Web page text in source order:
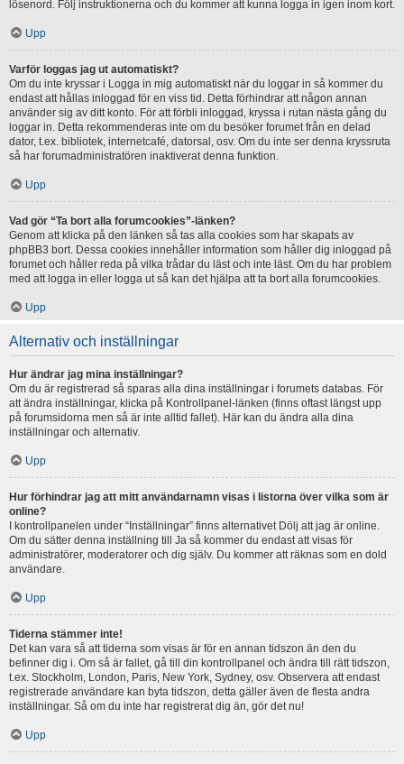
lösenord. Följ instruktionerna och du kommer att kunna logga in igen inom kort.
Upp
Varför loggas jag ut automatiskt?
Om du inte kryssar i Logga in mig automatiskt när du loggar in så kommer du
endast att hållas inloggad för en viss tid. Detta förhindrar att någon annan
använder sig av ditt konto. För att förbli inloggad, kryssa i rutan nästa gång du
loggar in. Detta rekommenderas inte om du besöker forumet från en delad
dator, t.ex. bibliotek, internetcafé, datorsal, osv. Om du inte ser denna kryssruta
så har forumadministratören inaktiverat denna funktion.
Upp
Vad gör “Ta bort alla forumcookies”-länken?
Genom att klicka på den länken så tas alla cookies som har skapats av
phpBB3 bort. Dessa cookies innehåller information som håller dig inloggad på
forumet och håller reda på vilka trådar du läst och inte läst. Om du har problem
med att logga in eller logga ut så kan det hjälpa att ta bort alla forumcookies.
Upp
Alternativ och inställningar
Hur ändrar jag mina inställningar?
Om du är registrerad så sparas alla dina inställningar i forumets databas. För
att ändra inställningar, klicka på Kontrollpanel-länken (finns oftast längst upp
på forumsidorna men så är inte alltid fallet). Här kan du ändra alla dina
inställningar och alternativ.
Upp
Hur förhindrar jag att mitt användarnamn visas i listorna över vilka som är
online?
I kontrollpanelen under “Inställningar” finns alternativet Dölj att jag är online.
Om du sätter denna inställning till Ja så kommer du endast att visas för
administratörer, moderatorer och dig själv. Du kommer att räknas som en dold
användare.
Upp
Tiderna stämmer inte!
Det kan vara så att tiderna som visas är för en annan tidszon än den du
befinner dig i. Om så är fallet, gå till din kontrollpanel och ändra till rätt tidszon,
t.ex. Stockholm, London, Paris, New York, Sydney, osv. Observera att endast
registrerade användare kan byta tidszon, detta gäller även de flesta andra
inställningar. Så om du inte har registrerat dig än, gör det nu!
Upp